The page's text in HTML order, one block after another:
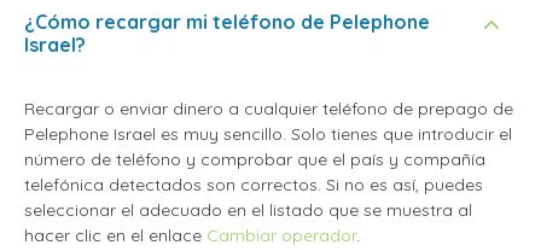
¿Cómo recargar mi teléfono de Pelephone
Israel?
Recargar o enviar dinero a cualquier teléfono de prepago de
Pelephone Israel es muy sencillo. Solo tienes que introducir el
número de teléfono y comprobar que el país y compañía
telefónica detectados son correctos. Si no es así, puedes
seleccionar el adecuado en el listado que se muestra al
hacer clic en el enlace Cambiar operador.